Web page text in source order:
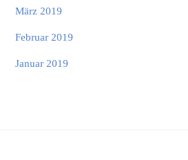
März 2019
Februar 2019
Januar 2019